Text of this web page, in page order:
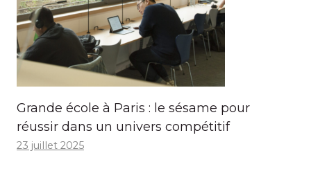
Grande école à Paris : le sésame pour
réussir dans un univers compétitif
23 juillet 2025